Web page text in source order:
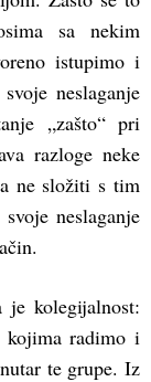
sa nekim
istupimo i
neslaganje
„zašto“ pri
razloge neke
ne složiti s tim
neslaganje
kolegijalnost:
radimo i
te grupe. Iz